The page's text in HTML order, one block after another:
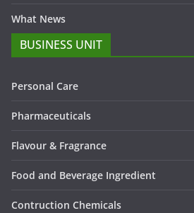
What News
BUSINESS UNIT
Personal Care
Pharmaceuticals
Flavour & Fragrance
Food and Beverage Ingredient
Contruction Chemicals